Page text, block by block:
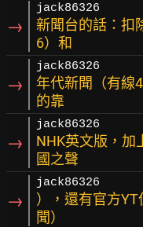
→
jack86326
新聞台的話：扣
6）和
→
jack86326
年代新聞（有線
的靠
→
jack86326
NHK英文版，加
國之聲
→
jack86326
），還有官方
聞）